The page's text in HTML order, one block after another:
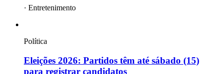
· Entretenimento
Política
Eleições 2026: Partidos têm até sábado (15)
para registrar candidatos